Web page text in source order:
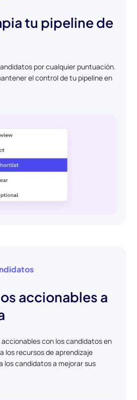
tu pipeline de
por cualquier puntuación.
el control de tu pipeline en
accionables a
con los candidatos en
los recursos de aprendizaje
los candidatos a mejorar sus